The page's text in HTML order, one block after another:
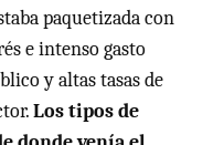
paquetizada con
e intenso gasto
y altas tasas de
Los tipos de